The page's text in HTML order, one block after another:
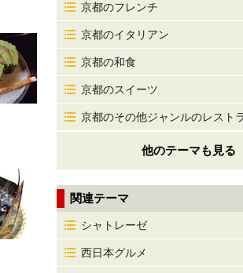
京都のフレンチ
京都のイタリアン
京都の和食
京都のスイーツ
京都のその他ジャンルのレスト
他のテーマも見る
関連テーマ
シャトレーゼ
西日本グルメ